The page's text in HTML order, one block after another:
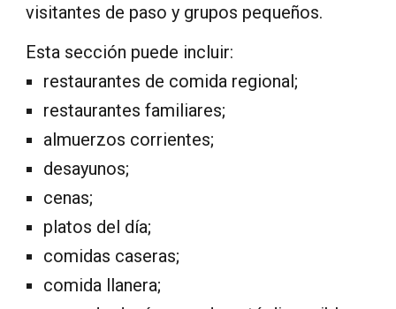
visitantes de paso y grupos pequeños.
Esta sección puede incluir:
restaurantes de comida regional;
restaurantes familiares;
almuerzos corrientes;
desayunos;
cenas;
platos del día;
comidas caseras;
comida llanera;